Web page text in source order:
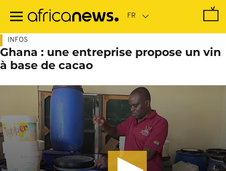
contenu
INFOS
Ghana : une entreprise propose un vin
à base de cacao